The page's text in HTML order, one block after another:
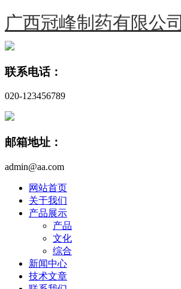
广西冠峰制药有限公司
联系电话：
020-123456789
邮箱地址：
admin@aa.com
网站首页
关于我们
产品展示
产品
文化
综合
新闻中心
技术文章